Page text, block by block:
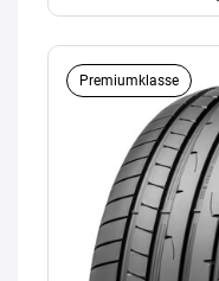
Premiumklasse